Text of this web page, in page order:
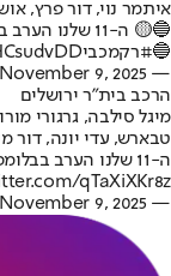
איתמר נוי, דור פרץ,
🔵🟡 ה-11 שלנו
🔵#רקמכבי
— Maccabi Tel Aviv FC (@MaccabiTLVFC)
9, 2025
הרכב בית"ר ירושלים
מיגל סילבה, גרגורי
טבארש, עדי יונה, דור
ה-11 שלנו הערב בבלומפילד 🔥
qTaXiXKr8z
— Beitar Jerusalem FC (@fcbeitar)
9, 2025